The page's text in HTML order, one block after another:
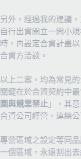
另外，經過我的建議
自行出資開立一間小
時，再設定合資計畫
合資方洽談。
以上二案，均為常見
關鍵在於合資契約中
圍與競業禁止 」，其
合資公司經營，連總
專營區域之設定等同
一個區域，永遠割出